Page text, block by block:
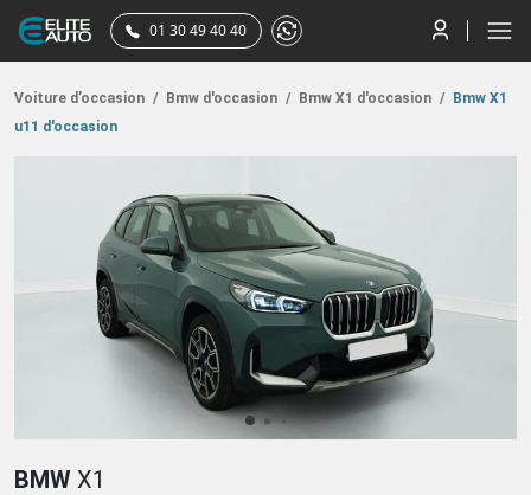
01 30 49 40 40
Voiture d’occasion / Bmw d'occasion / Bmw X1 d'occasion /
Bmw X1
u11 d'occasion
BMW X1